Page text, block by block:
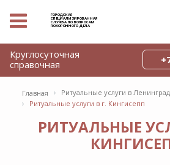
ГОРОДСКАЯ
СПЕЦИАЛИЗИРОВАННАЯ
СЛУЖБА ПО ВОПРОСАМ
ПОХОРОННОГО ДЕЛА
Главная › Ритуальные услуги в
› Ритуальные услуги в г. Кингисепп
РИТУАЛЬНЫЕ
Круглосуточная
справочная